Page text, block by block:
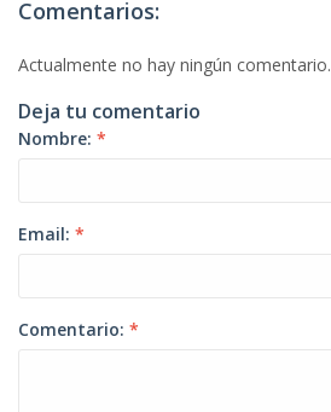
Comentarios:
Actualmente no hay ningún comentario.
Deja tu comentario
Nombre: *
Email: *
Comentario: *